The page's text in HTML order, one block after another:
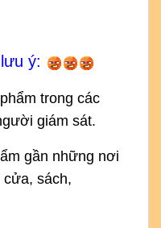
ý:
trong các
giám sát.
gần những nơi
cửa, sách,